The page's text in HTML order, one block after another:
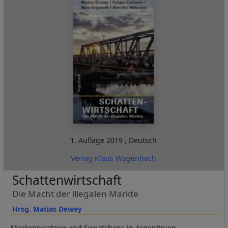
1. Auflage2019 , Deutsch
Verlag Klaus Wagenbach
Hrsg. Matias Dewey
Schattenwirtschaft
Die Macht der illegalen Märkte